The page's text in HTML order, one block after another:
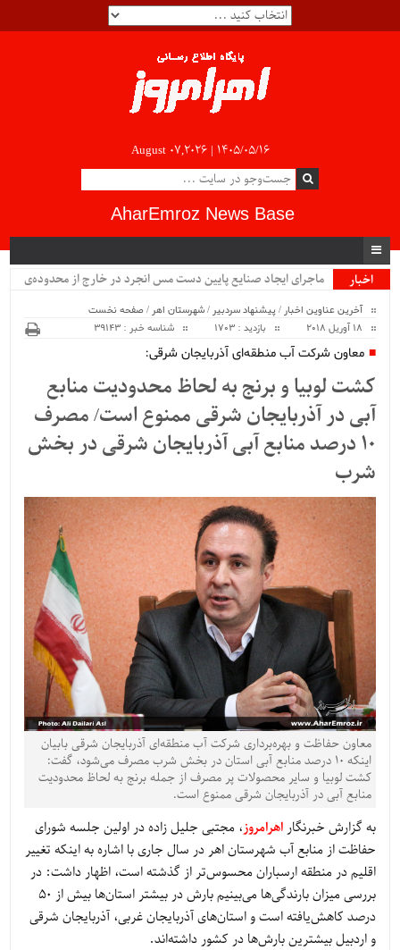
August 07,2026 | ۱۴۰۵/۰۵/۱۶
AharEmroz News Base
اخبار
ماجرای ایجاد صنایع پایین دست مس انجرد در خارج از محدوده‌ی
آخرین عناوین اخبار /پیشنهاد سردبیر /شهرستان اهر /صفحه نخست
بازدید : 1703 شناسه خبر : 39143
معاون شرکت آب منطقه‌ای آذربایجان شرقی:
کشت لوبیا و برنج به لحاظ محدودیت منابع
آبی در آذربایجان شرقی ممنوع است/ مصرف
10 درصد منابع آبی آذربایجان شرقی در بخش
شرب
معاون حفاظت و بهره‌برداری شرکت آب منطقه‌ای آذربایجان شرقی بابیان
اینکه 10 درصد منابع آبی استان در بخش شرب مصرف می‌شود، گفت:
کشت لوبیا و سایر محصولات پر مصرف از جمله برنج به لحاظ محدودیت
منابع آبی در آذربایجان شرقی ممنوع است.
به گزارش خبرنگاراهرامروز، مجتبی جلیل زاده در اولین جلسه شورای
حفاظت از منابع آب شهرستان اهر در سال جاری با اشاره به اینکه تغییر
اقلیم در منطقه ارسباران محسوس‌تر از گذشته است، اظهار داشت: در
بررسی میزان بارندگی‌ها می‌بینیم بارش در بیشتر استان‌ها بیش از 50
درصد کاهش‌یافته است و استان‌های آذربایجان غربی، آذربایجان شرقی
و اردبیل بیشترین بارش‌ها در کشور داشته‌اند.